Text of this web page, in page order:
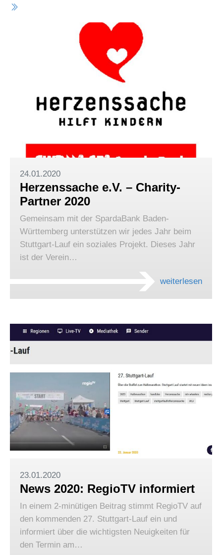
24.01.2020
Herzenssache e.V. – Charity-
Partner 2020
Gemeinsam mit der SpardaBank Baden-
Württemberg unterstützen wir jedes Jahr beim
Stuttgart-Lauf ein soziales Projekt. Dieses Jahr
ist der Verein…
weiterlesen
23.01.2020
News 2020: RegioTV informiert
In einem 2-minütigen Beitrag stimmt RegioTV auf
den kommenden 27. Stuttgart-Lauf ein und
informiert über die wichtigsten Neuigkeiten für
den Termin am…